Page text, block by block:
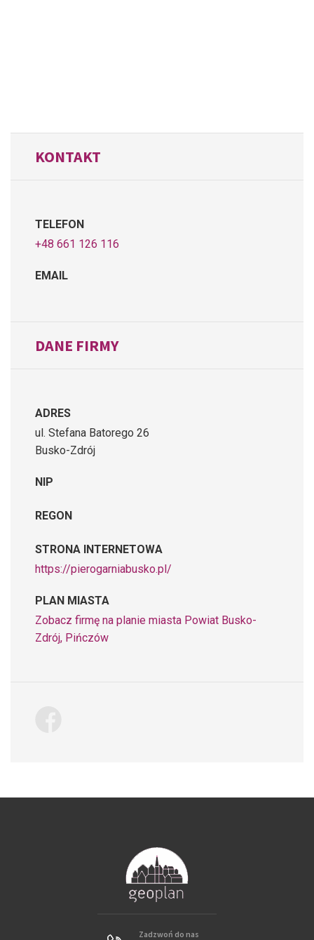
KONTAKT
TELEFON
+48 661 126 116
EMAIL
DANE FIRMY
ADRES
ul. Stefana Batorego 26
Busko-Zdrój
NIP
REGON
STRONA INTERNETOWA
https://pierogarniabusko.pl/
PLAN MIASTA
Zobacz firmę na planie miasta Powiat Busko-
Zdrój, Pińczów
Zadzwoń do nas